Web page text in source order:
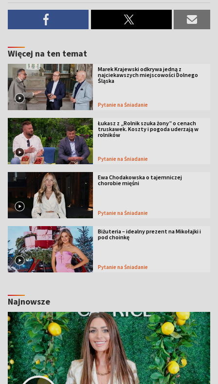
Więcej na ten temat
Marek Krajewski odkrywa jedną z
najciekawszych miejscowości Dolnego
Śląska
Pytanie na Śniadanie
Łukasz z „Rolnik szuka żony” o cenach
truskawek. Koszty i pogoda uderzają w
rolników
Pytanie na Śniadanie
Ewa Chodakowska o tajemniczej
chorobie mięśni
Pytanie na Śniadanie
Biżuteria – idealny prezent na Mikołajki i
pod choinkę
Pytanie na Śniadanie
Najnowsze